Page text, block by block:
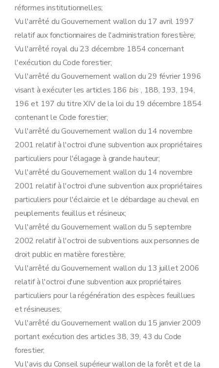
Art. 21
Art. 22
De la conservation des bois et forêts
Art. 23
Art. 24
Art. 25
Chapitre VI Des ventes de coupe, d'arbres ou de produits de la forêt dans les bois et forêts des personnes morales de droit public
Art. 26
Art. 27
Art. 28
Art. 29
Chapitre VII
Dispositions générales
Art. 30
Chapitre VIII Dispositions finales
Art. 31
Chapitre IX Dispositions abrogatoires
Art. 32
Art. 33
Art. 34
Art. 35
Art. 36
Annexe
Annexe
Annexe
Annexe
réformes institutionnelles;
Vu l'arrêté du Gouvernement wallon du 17 avril 1997
relatif aux fonctionnaires de l'administration forestière;
Vu l'arrêté royal du 23 décembre 1854 concernant
l'exécution du Code forestier;
Vu l'arrêté du Gouvernement wallon du 29 février 1996
visant à exécuter les articles 186 bis , 188, 193, 194,
196 et 197 du titre XIV de la loi du 19 décembre 1854
contenant le Code forestier;
Vu l'arrêté du Gouvernement wallon du 14 novembre
2001 relatif à l'octroi d'une subvention aux propriétaires
particuliers pour l'élagage à grande hauteur;
Vu l'arrêté du Gouvernement wallon du 14 novembre
2001 relatif à l'octroi d'une subvention aux propriétaires
particuliers pour l'éclaircie et le débardage au cheval en
peuplements feuillus et résineux;
Vu l'arrêté du Gouvernement wallon du 5 septembre
2002 relatif à l'octroi de subventions aux personnes de
droit public en matière forestière;
Vu l'arrêté du Gouvernement wallon du 13 juillet 2006
relatif à l'octroi d'une subvention aux propriétaires
particuliers pour la régénération des espèces feuillues
et résineuses;
Vu l'arrêté du Gouvernement wallon du 15 janvier 2009
portant exécution des articles 38, 39, 43 du Code
forestier;
Vu l'avis du Conseil supérieur wallon de la forêt et de la